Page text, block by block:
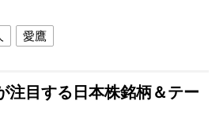
愛鷹
注目する日本株銘柄＆テー